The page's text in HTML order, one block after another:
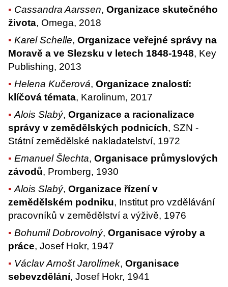
Cassandra Aarssen,Organizace skutečného
života, Omega, 2018
Karel Schelle,Organizace veřejné správy na
Moravě a ve Slezsku v letech 1848-1948, Key
Publishing, 2013
Helena Kučerová,Organizace znalostí:
klíčová témata, Karolinum, 2017
Alois Slabý,Organizace a racionalizace
správy v zemědělských podnicích, SZN -
Státní zemědělské nakladatelství, 1972
Emanuel Šlechta,Organisace průmyslových
závodů, Promberg, 1930
Alois Slabý,Organizace řízení v
zemědělském podniku, Institut pro vzdělávání
pracovníků v zemědělství a výživě, 1976
Bohumil Dobrovolný,Organisace výroby a
práce, Josef Hokr, 1947
Václav Arnošt Jarolímek,Organisace
sebevzdělání, Josef Hokr, 1941